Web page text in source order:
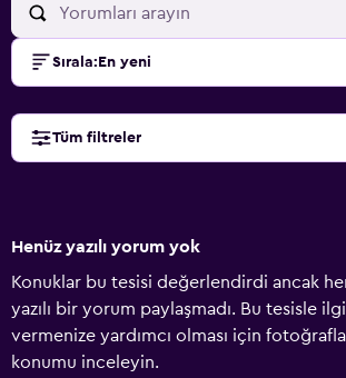
Sırala: En yeni
Tüm filtreler
Henüz yazılı yorum yok
Konuklar bu tesisi değerlendirdi ancak
yazılı bir yorum paylaşmadı. Bu tesisle
vermenize yardımcı olması için
konumu inceleyin.